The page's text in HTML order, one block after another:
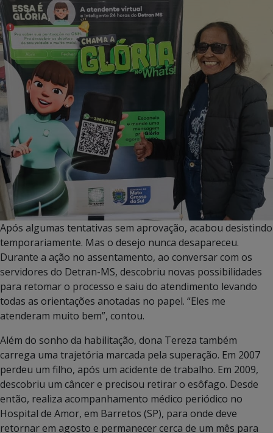
Após algumas tentativas sem aprovação, acabou desistindo
temporariamente. Mas o desejo nunca desapareceu.
Durante a ação no assentamento, ao conversar com os
servidores do Detran-MS, descobriu novas possibilidades
para retomar o processo e saiu do atendimento levando
todas as orientações anotadas no papel. “Eles me
atenderam muito bem”, contou.
Além do sonho da habilitação, dona Tereza também
carrega uma trajetória marcada pela superação. Em 2007
perdeu um filho, após um acidente de trabalho. Em 2009,
descobriu um câncer e precisou retirar o esôfago. Desde
então, realiza acompanhamento médico periódico no
Hospital de Amor, em Barretos (SP), para onde deve
retornar em agosto e permanecer cerca de um mês para